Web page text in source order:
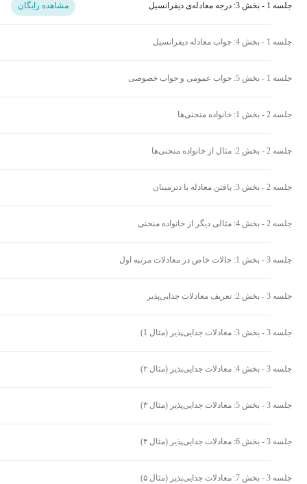
جلسه 1 - بخش 3: درجه معادله‌ی دیفرانسیل مشاهده رایگان
جلسه 1 - بخش 4: جواب معادله دیفرانسیل
جلسه 1 - بخش 5: جواب عمومی و جواب خصوصی
جلسه 2 - بخش 1: خانواده منحنی‌ها
جلسه 2 - بخش 2: مثال از خانواده منحنی‌ها
جلسه 2 - بخش 3: یافتن معادله با دترمینان
جلسه 2 - بخش 4: مثالی دیگر از خانواده منحنی
جلسه 3 - بخش 1: حالات خاص در معادلات مرتبه اول
جلسه 3 - بخش 2: تعریف معادلات جدایی‌پذیر
جلسه 3 - بخش 3: معادلات جدایی‌پذیر (مثال 1)
جلسه 3 - بخش 4: معادلات جدایی‌پذیر (مثال ۲)
جلسه 3 - بخش 5: معادلات جدایی‌پذیر (مثال ۳)
جلسه 3 - بخش 6: معادلات جدایی‌پذیر (مثال ۴)
جلسه 3 - بخش 7: معادلات جدایی‌پذیر (مثال ۵)